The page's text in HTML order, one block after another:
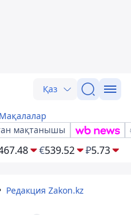
Қаз
Мақалалар
мақтанышы
€539.52 ₽5.73
Редакция Zakon.kz